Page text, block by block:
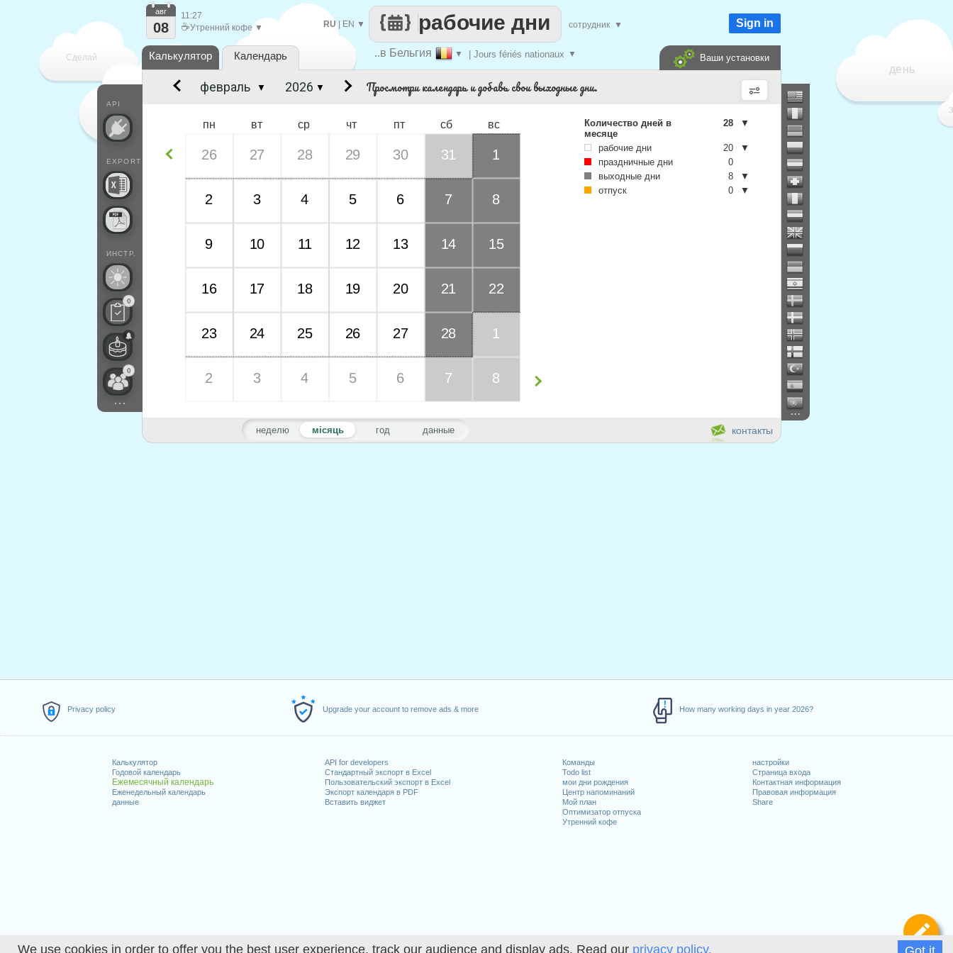
We use cookies in order to offer you the best user experience, track our audience and display ads. Read our privacy policy.
Privacy policy Upgrade your account to remove ads & more How many working days in year 2026?
Калькулятор
Годовой календарь
Ежемесячный календарь
Еженедельный календарь
данные
API for developers
Стандартный экспорт в Excel
Пользовательский экспорт в Excel
Экспорт календаря в PDF
Вставить виджет
Команды
Todo list
мои дни рождения
Центр напоминаний
Мой план
Оптимизатор отпуска
Утренний кофе
настройки
Страница входа
Контактная информация
Правовая информация
Share
Сделай
день
..в Бельгия ▼ | Jours fériés nationaux ▼
рабочие дни
RU| EN ▼ сотрудник ▼
API
EXPORT
ИНСТР.
0
0
...
авг
08
11:27
☕Утренний кофе ▼ Sign in
Калькулятор Календарь Ваши установки
...
контакты
Просмотри календарь и добавь свои выходные дни.
неделю місяць год данные
пн вт ср чт пт сб вс
26 27 28 29 30 31 1
2 3 4 5 6 7 8
9 10 11 12 13 14 15
16 17 18 19 20 21 22
23 24 25 26 27 28 1
2 3 4 5 6 7 8
▼ ▼
Количество дней в
месяце
28 ▼
рабочие дни 20
▼
праздничные дни
0
выходные дни
8
▼
отпуск
0 ▼